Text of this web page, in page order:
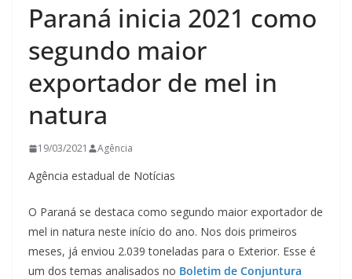
Paraná inicia 2021 como
segundo maior
exportador de mel in
natura
19/03/2021 Agência
Agência estadual de Notícias
O Paraná se destaca como segundo maior exportador de
mel in natura neste início do ano. Nos dois primeiros
meses, já enviou 2.039 toneladas para o Exterior. Esse é
um dos temas analisados no Boletim de Conjuntura